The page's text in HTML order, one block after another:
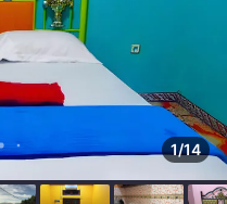
1/14